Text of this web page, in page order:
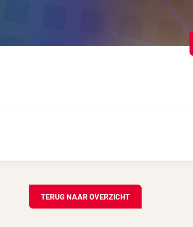
TERUG NAAR OVERZICHT